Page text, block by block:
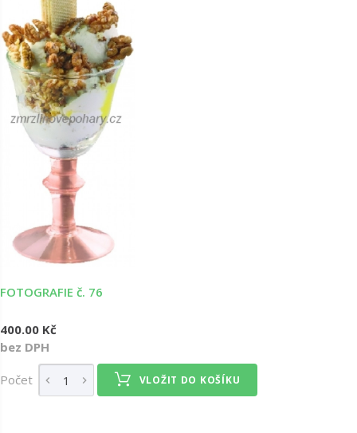
FOTOGRAFIE č. 76
400.00 Kč
bez DPH
Počet VLOŽIT DO KOŠÍKU